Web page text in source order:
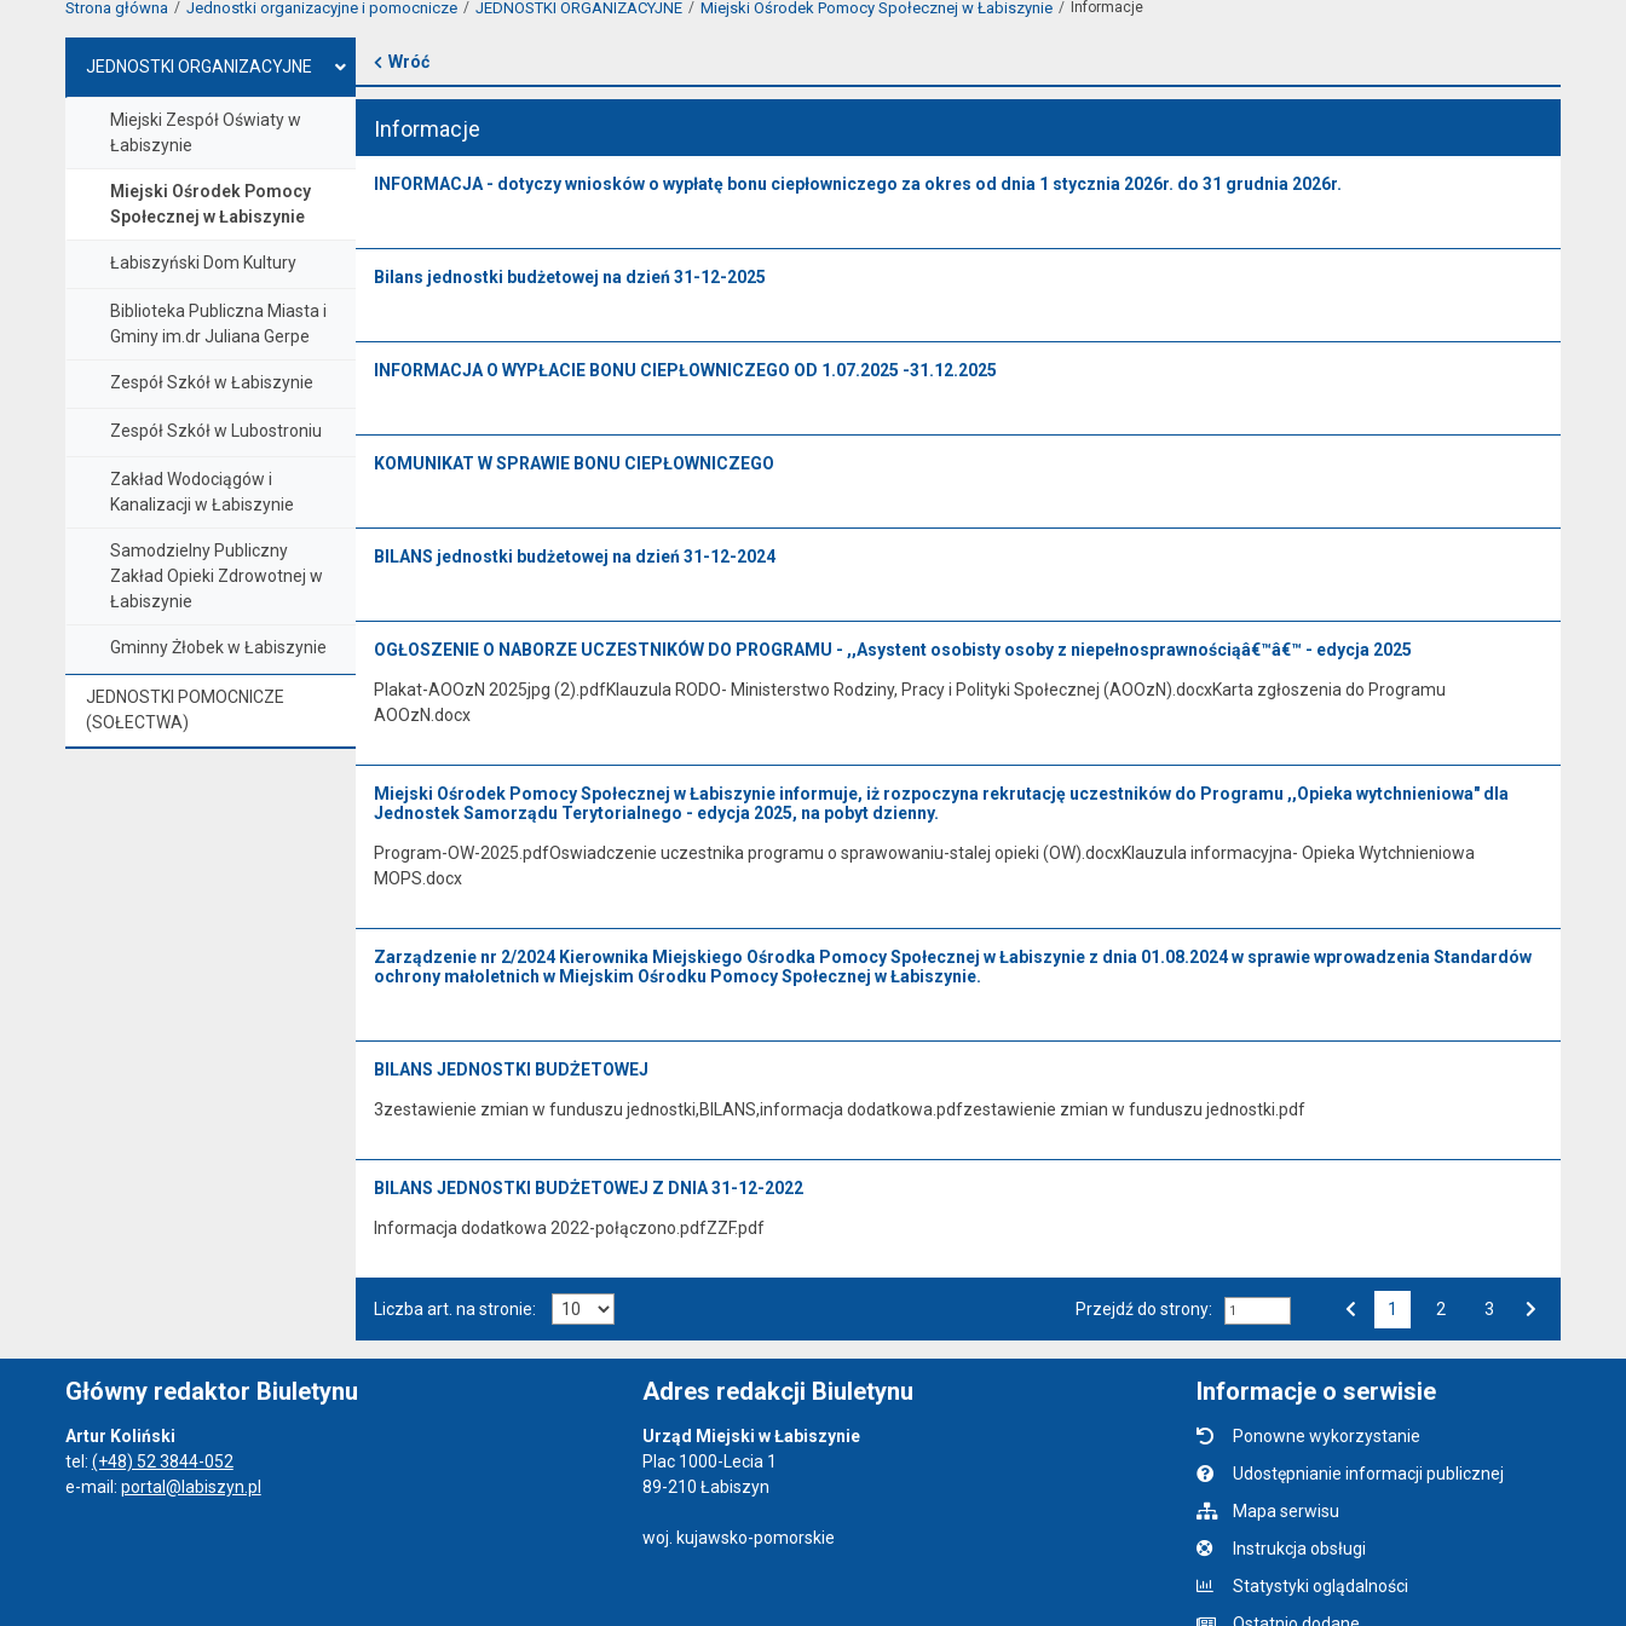
Strona główna Jednostki organizacyjne i pomocnicze JEDNOSTKI ORGANIZACYJNE Miejski Ośrodek Pomocy Społecznej w Łabiszynie Informacje
JEDNOSTKI ORGANIZACYJNE
Miejski Zespół Oświaty w
Łabiszynie
Miejski Ośrodek Pomocy
Społecznej w Łabiszynie
Łabiszyński Dom Kultury
Biblioteka Publiczna Miasta i
Gminy im.dr Juliana Gerpe
Zespół Szkół w Łabiszynie
Zespół Szkół w Lubostroniu
Zakład Wodociągów i
Kanalizacji w Łabiszynie
Samodzielny Publiczny
Zakład Opieki Zdrowotnej w
Łabiszynie
Gminny Żłobek w Łabiszynie
JEDNOSTKI POMOCNICZE
(SOŁECTWA)
Wróć
Informacje
INFORMACJA - dotyczy wniosków o wypłatę bonu ciepłowniczego za okres od dnia 1 stycznia 2026r. do 31 grudnia 2026r.
Bilans jednostki budżetowej na dzień 31-12-2025
INFORMACJA O WYPŁACIE BONU CIEPŁOWNICZEGO OD 1.07.2025 -31.12.2025
KOMUNIKAT W SPRAWIE BONU CIEPŁOWNICZEGO
BILANS jednostki budżetowej na dzień 31-12-2024
OGŁOSZENIE O NABORZE UCZESTNIKÓW DO PROGRAMU - ,,Asystent osobisty osoby z niepełnosprawnościąâ€™â€™ - edycja 2025
Plakat-AOOzN 2025jpg (2).pdfKlauzula RODO- Ministerstwo Rodziny, Pracy i Polityki Społecznej (AOOzN).docxKarta zgłoszenia do Programu
AOOzN.docx
Miejski Ośrodek Pomocy Społecznej w Łabiszynie informuje, iż rozpoczyna rekrutację uczestników do Programu ,,Opieka wytchnieniowa" dla
Jednostek Samorządu Terytorialnego - edycja 2025, na pobyt dzienny.
Program-OW-2025.pdfOswiadczenie uczestnika programu o sprawowaniu-stalej opieki (OW).docxKlauzula informacyjna- Opieka Wytchnieniowa
MOPS.docx
Zarządzenie nr 2/2024 Kierownika Miejskiego Ośrodka Pomocy Społecznej w Łabiszynie z dnia 01.08.2024 w sprawie wprowadzenia Standardów
ochrony małoletnich w Miejskim Ośrodku Pomocy Społecznej w Łabiszynie.
BILANS JEDNOSTKI BUDŻETOWEJ
3zestawienie zmian w funduszu jednostki,BILANS,informacja dodatkowa.pdfzestawienie zmian w funduszu jednostki.pdf
BILANS JEDNOSTKI BUDŻETOWEJ Z DNIA 31-12-2022
Informacja dodatkowa 2022-połączono.pdfZZF.pdf
Liczba art. na stronie: Przejdź do strony: 1 2 3
Główny redaktor Biuletynu
Artur Koliński
tel: (+48) 52 3844-052
e-mail: portal@labiszyn.pl
Adres redakcji Biuletynu
Urząd Miejski w Łabiszynie
Plac 1000-Lecia 1
89-210 Łabiszyn
woj. kujawsko-pomorskie
Informacje o serwisie
Ponowne wykorzystanie
Udostępnianie informacji publicznej
Mapa serwisu
Instrukcja obsługi
Statystyki oglądalności